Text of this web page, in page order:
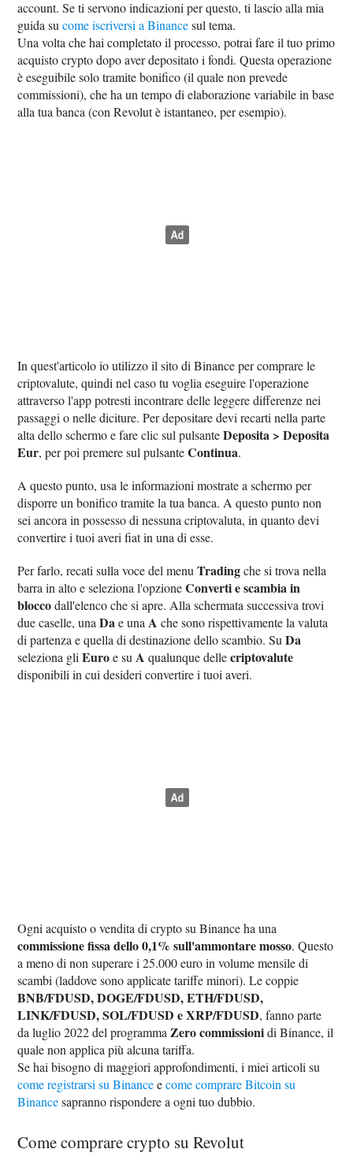
account. Se ti servono indicazioni per questo, ti lascio alla mia
guida sucome iscriversi a Binancesul tema.
Una volta che hai completato il processo, potrai fare il tuo primo
acquisto crypto dopo aver depositato i fondi. Questa operazione
è eseguibile solo tramite bonifico (il quale non prevede
commissioni), che ha un tempo di elaborazione variabile in base
alla tua banca (con Revolut è istantaneo, per esempio).
In quest'articolo io utilizzo il sito di Binance per comprare le
criptovalute, quindi nel caso tu voglia eseguire l'operazione
attraverso l'app potresti incontrare delle leggere differenze nei
passaggi o nelle diciture. Per depositare devi recarti nella parte
alta dello schermo e fare clic sul pulsanteDeposita > Deposita
Eur, per poi premere sul pulsanteContinua.
A questo punto, usa le informazioni mostrate a schermo per
disporre un bonifico tramite la tua banca. A questo punto non
sei ancora in possesso di nessuna criptovaluta, in quanto devi
convertire i tuoi averi fiat in una di esse.
Per farlo, recati sulla voce del menuTradingche si trova nella
barra in alto e seleziona l'opzioneConverti e scambia in
bloccodall'elenco che si apre. Alla schermata successiva trovi
due caselle, unaDae unaA che sono rispettivamente la valuta
di partenza e quella di destinazione dello scambio. SuDa
seleziona gliEuroe suA qualunque dellecriptovalute
disponibili in cui desideri convertire i tuoi averi.
Ogni acquisto o vendita di crypto su Binance ha una
commissione fissa dello 0,1% sull'ammontare mosso. Questo
a meno di non superare i 25.000 euro in volume mensile di
scambi (laddove sono applicate tariffe minori). Le coppie
BNB/FDUSD, DOGE/FDUSD, ETH/FDUSD,
LINK/FDUSD, SOL/FDUSD e XRP/FDUSD, fanno parte
da luglio 2022 del programmaZero commissionidi Binance, il
quale non applica più alcuna tariffa.
Se hai bisogno di maggiori approfondimenti, i miei articoli su
come registrarsi su Binanceecome comprare Bitcoin su
Binancesapranno rispondere a ogni tuo dubbio.
Come comprare crypto su Revolut